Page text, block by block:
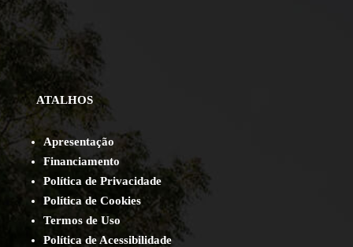
ATALHOS
Apresentação
Financiamento
Política de Privacidade
Política de Cookies
Termos de Uso
Política de Acessibilidade